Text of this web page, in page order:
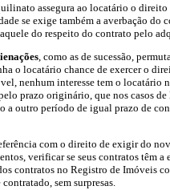
assegura ao locatário o
se exige também a averbação
do respeito do contrato pelo
, como as de sucessão,
o locatário chance de exercer o
nenhum interesse tem o locatário
prazo originário, que nos casos
a outro período de igual prazo de
com o direito de exigir do
verificar se seus contratos têm
contratos no Registro de Imóveis
sem surpresas.